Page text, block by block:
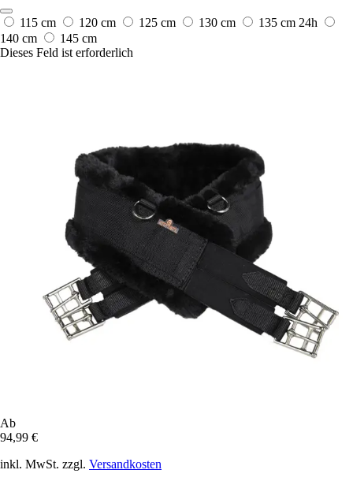
115 cm 120 cm 125 cm 130 cm 135 cm 24h
140 cm
145 cm
Dieses Feld ist erforderlich
Ab
94,99 €
inkl. MwSt. zzgl. Versandkosten